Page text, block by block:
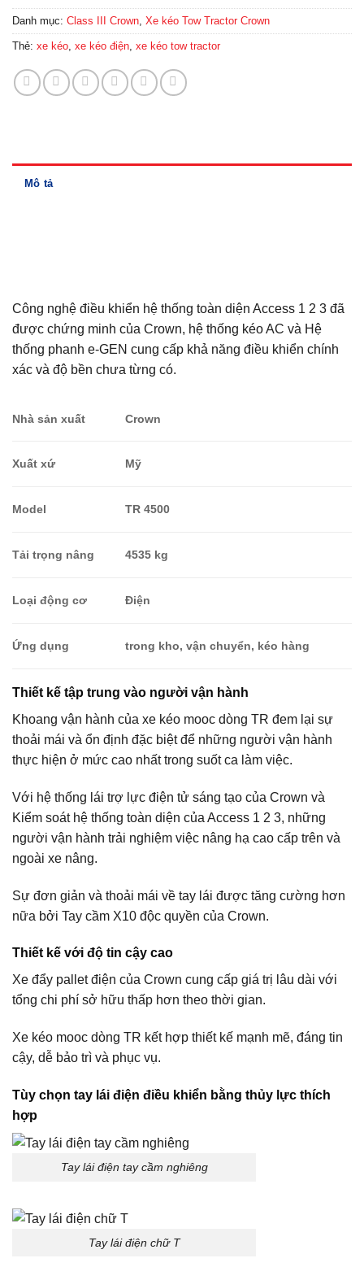
Danh mục: Class III Crown, Xe kéo Tow Tractor Crown
Thẻ: xe kéo, xe kéo điện, xe kéo tow tractor
Mô tả
Công nghệ điều khiển hệ thống toàn diện Access 1 2 3 đã
được chứng minh của Crown, hệ thống kéo AC và Hệ
thống phanh e-GEN cung cấp khả năng điều khiển chính
xác và độ bền chưa từng có.
Nhà sản xuất Crown
Xuất xứ Mỹ
Model TR 4500
Tải trọng nâng 4535 kg
Loại động cơ Điện
Ứng dụng trong kho, vận chuyển, kéo hàng
Thiết kế tập trung vào người vận hành
Khoang vận hành của xe kéo mooc dòng TR đem lại sự
thoải mái và ổn định đặc biệt để những người vận hành
thực hiện ở mức cao nhất trong suốt ca làm việc.
Với hệ thống lái trợ lực điện tử sáng tạo của Crown và
Kiểm soát hệ thống toàn diện của Access 1 2 3, những
người vận hành trải nghiệm việc nâng hạ cao cấp trên và
ngoài xe nâng.
Sự đơn giản và thoải mái về tay lái được tăng cường hơn
nữa bởi Tay cầm X10 độc quyền của Crown.
Thiết kế với độ tin cậy cao
Xe đẩy pallet điện của Crown cung cấp giá trị lâu dài với
tổng chi phí sở hữu thấp hơn theo thời gian.
Xe kéo mooc dòng TR kết hợp thiết kế mạnh mẽ, đáng tin
cậy, dễ bảo trì và phục vụ.
Tùy chọn tay lái điện điều khiển bằng thủy lực thích
hợp
Tay lái điện tay cầm nghiêng
Tay lái điện chữ T